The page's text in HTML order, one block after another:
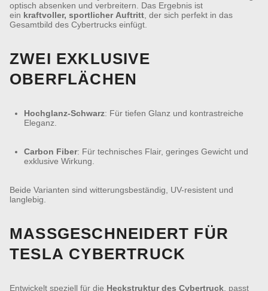
optisch absenken und verbreitern. Das Ergebnis ist
ein kraftvoller, sportlicher Auftritt, der sich perfekt in das
Gesamtbild des Cybertrucks einfügt.
ZWEI EXKLUSIVE
OBERFLÄCHEN
Hochglanz-Schwarz: Für tiefen Glanz und kontrastreiche
Eleganz.
Carbon Fiber: Für technisches Flair, geringes Gewicht und
exklusive Wirkung.
Beide Varianten sind witterungsbeständig, UV-resistent und
langlebig.
MASSGESCHNEIDERT FÜR T
ESLA CYBERTRUCK
Entwickelt speziell für die Heckstruktur des Cybertruck, passt